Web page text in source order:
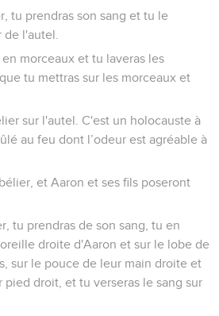
tu prendras son sang et tu le
de l'autel.
morceaux et tu laveras les
tu mettras sur les morceaux et
sur l'autel. C'est un holocauste à
au feu dont l’odeur est agréable à
et Aaron et ses fils poseront
tu prendras de son sang, tu en
droite d'Aaron et sur le lobe de
sur le pouce de leur main droite et
droit, et tu verseras le sang sur